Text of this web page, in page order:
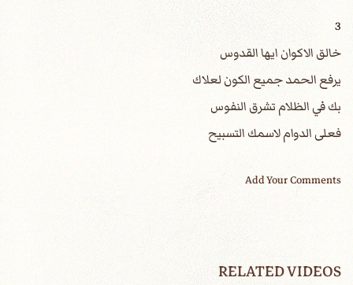
3
خالق الاكوان ايها القدوس
يرفع الحمد جميع الكون لعلاك
بك في الظلام تشرق النفوس
فعلى الدوام لاسمك التسبيح
Add Your Comments
RELATED VIDEOS